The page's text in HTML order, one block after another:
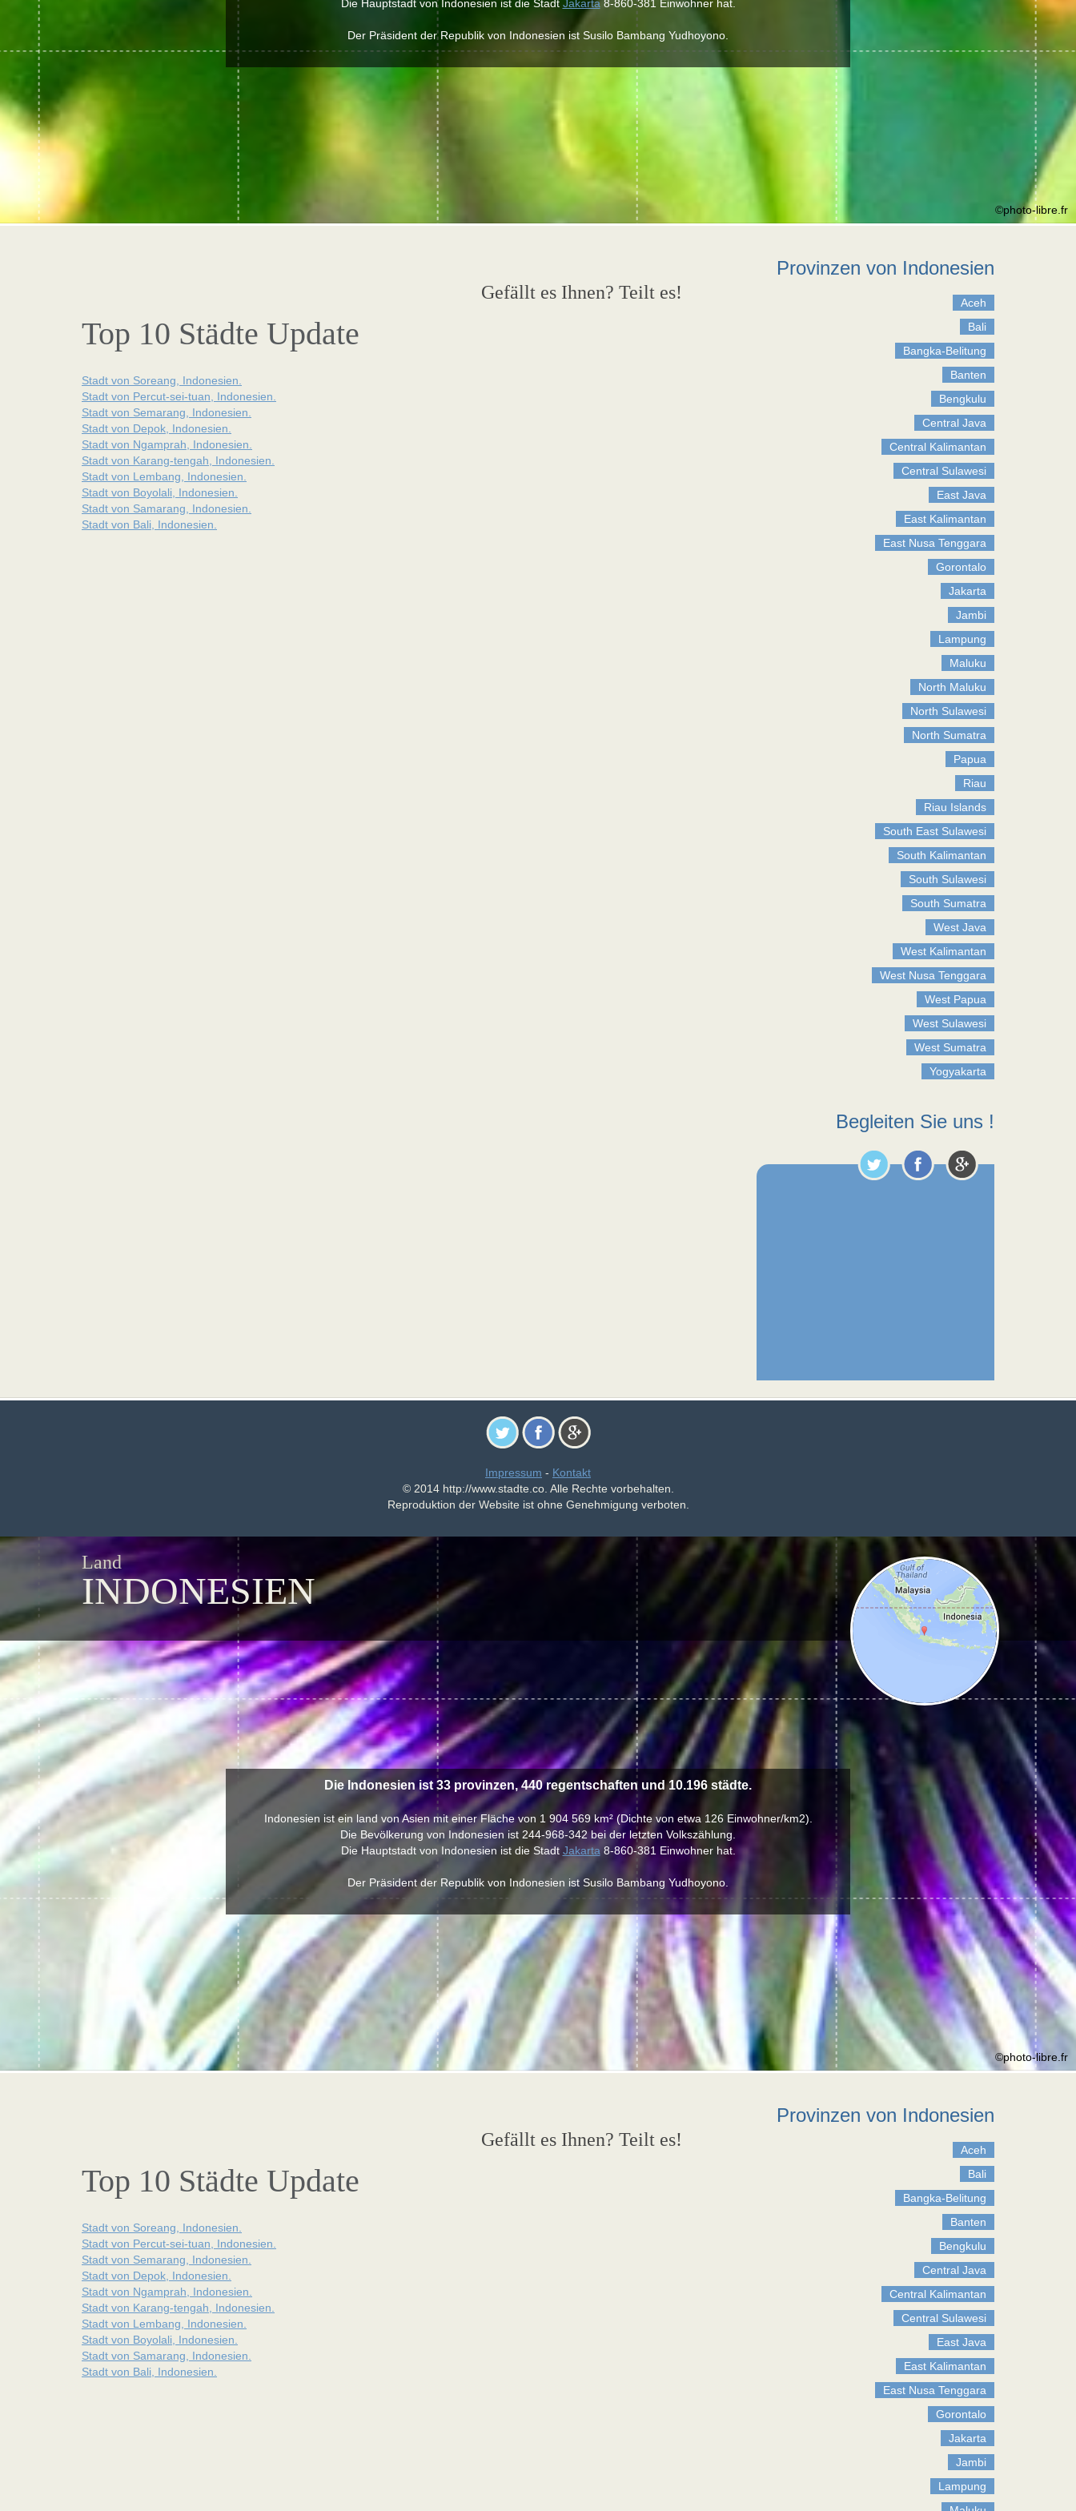
Die Hauptstadt von Indonesien ist die Stadt Jakarta8-860-381 Einwohner hat.
Der Präsident der Republik von Indonesien ist Susilo Bambang Yudhoyono.
©photo-libre.fr
Gefällt es Ihnen? Teilt es!
Top 10 Städte Update
Stadt von Soreang, Indonesien.
Stadt von Percut-sei-tuan, Indonesien.
Stadt von Semarang, Indonesien.
Stadt von Depok, Indonesien.
Stadt von Ngamprah, Indonesien.
Stadt von Karang-tengah, Indonesien.
Stadt von Lembang, Indonesien.
Stadt von Boyolali, Indonesien.
Stadt von Samarang, Indonesien.
Stadt von Bali, Indonesien.
Provinzen von Indonesien
Aceh
Bali
Bangka-Belitung
Banten
Bengkulu
Central Java
Central Kalimantan
Central Sulawesi
East Java
East Kalimantan
East Nusa Tenggara
Gorontalo
Jakarta
Jambi
Lampung
Maluku
North Maluku
North Sulawesi
North Sumatra
Papua
Riau
Riau Islands
South East Sulawesi
South Kalimantan
South Sulawesi
South Sumatra
West Java
West Kalimantan
West Nusa Tenggara
West Papua
West Sulawesi
West Sumatra
Yogyakarta
Begleiten Sie uns !
Impressum - Kontakt
© 2014 http://www.stadte.co. Alle Rechte vorbehalten.
Reproduktion der Website ist ohne Genehmigung verboten.
Land
INDONESIEN
Die Indonesien ist 33 provinzen, 440 regentschaften und 10.196 städte.
Indonesien ist ein land von Asien mit einer Fläche von 1 904 569 km² (Dichte von etwa 126 Einwohner/km2).
Die Bevölkerung von Indonesien ist 244-968-342 bei der letzten Volkszählung.
Die Hauptstadt von Indonesien ist die Stadt Jakarta 8-860-381 Einwohner hat.
Der Präsident der Republik von Indonesien ist Susilo Bambang Yudhoyono.
©photo-libre.fr
Gefällt es Ihnen? Teilt es!
Top 10 Städte Update
Stadt von Soreang, Indonesien.
Stadt von Percut-sei-tuan, Indonesien.
Stadt von Semarang, Indonesien.
Stadt von Depok, Indonesien.
Stadt von Ngamprah, Indonesien.
Stadt von Karang-tengah, Indonesien.
Stadt von Lembang, Indonesien.
Stadt von Boyolali, Indonesien.
Stadt von Samarang, Indonesien.
Stadt von Bali, Indonesien.
Provinzen von Indonesien
Aceh
Bali
Bangka-Belitung
Banten
Bengkulu
Central Java
Central Kalimantan
Central Sulawesi
East Java
East Kalimantan
East Nusa Tenggara
Gorontalo
Jakarta
Jambi
Lampung